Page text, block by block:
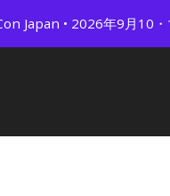
Japan • 2026年9月10・